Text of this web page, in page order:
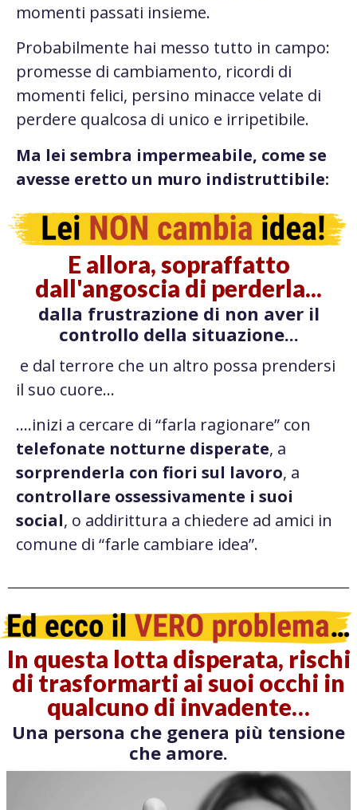
momenti passati insieme.
Probabilmente hai messo tutto in campo:
promesse di cambiamento, ricordi di
momenti felici, persino minacce velate di
perdere qualcosa di unico e irripetibile.
Ma lei sembra impermeabile, come se
avesse eretto un muro indistruttibile:
E allora, sopraffatto
dall'angoscia di perderla...
dalla frustrazione di non aver il
controllo della situazione...
e dal terrore che un altro possa prendersi
il suo cuore…
….inizi a cercare di “farla ragionare” con
telefonate notturne disperate, a
sorprenderla con fiori sul lavoro, a
controllare ossessivamente i suoi
social, o addirittura a chiedere ad amici in
comune di “farle cambiare idea”.
In questa lotta disperata, rischi
di trasformarti ai suoi occhi in
qualcuno di invadente…
Una persona che genera più tensione
che amore.